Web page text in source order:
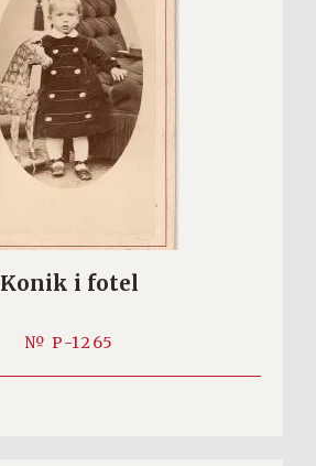
Konik i fotel
№ P-1265